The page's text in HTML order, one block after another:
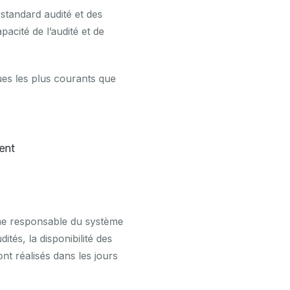
audité et des
de l’audité et de
les plus courants que
responsable du système
la disponibilité des
réalisés dans les jours